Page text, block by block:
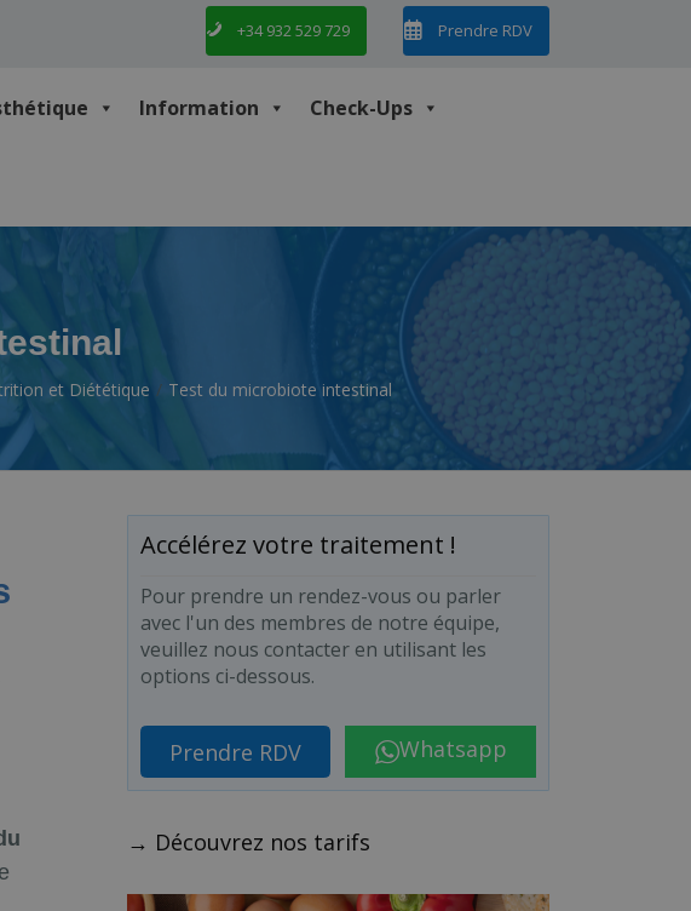
+34 932 529 729 Prendre RDV
Information Check-Ups
et Diététique Test du microbiote intestinal
Accélérez votre traitement !
Pour prendre un rendez-vous ou parler
avec l'un des membres de notre équipe,
veuillez nous contacter en utilisant les
options ci-dessous.
Prendre RDV Whatsapp
→ Découvrez nos tarifs